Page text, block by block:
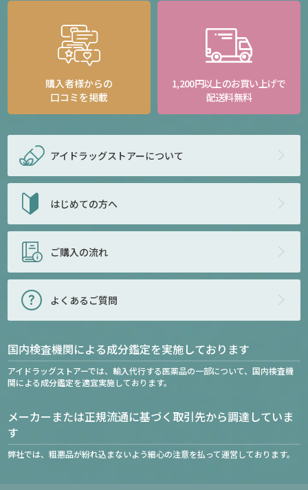
購入者様からの
口コミを掲載
1,200円以上のお買い上げで
配送料無料
アイドラッグストアーについて
はじめての方へ
ご購入の流れ
よくあるご質問
国内検査機関による成分鑑定を実施しております
アイドラッグストアーでは、輸入代行する医薬品の一部について、国内検査機
関による成分鑑定を適宜実施しております。
メーカーまたは正規流通に基づく取引先から調達していま
す
弊社では、粗悪品が紛れ込まないよう細心の注意を払って運営しております。